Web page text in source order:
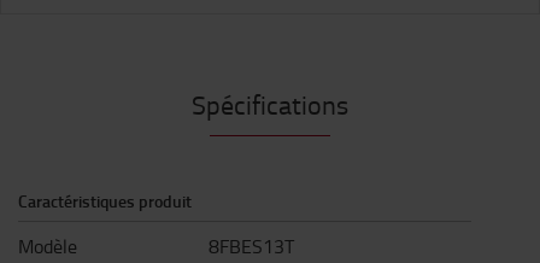
Spécifications
Caractéristiques produit
Modèle
8FBES13T